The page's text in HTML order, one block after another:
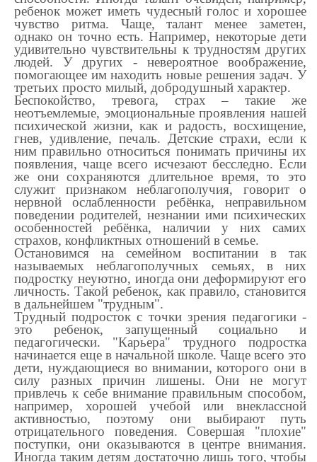
ребенок может иметь чудесный голос и хорошее
чувство ритма. Чаще, талант менее заметен,
однако он точно есть. Например, некоторые дети
удивительно чувствительны к трудностям других
людей. У других - невероятное воображение,
помогающее им находить новые решения задач. У
третьих просто милый, добродушный характер.
Беспокойство, тревога, страх – такие же
неотъемлемые, эмоциональные проявления нашей
психической жизни, как и радость, восхищение,
гнев, удивление, печаль. Детские страхи, если к
ним правильно относиться понимать причины их
появления, чаще всего исчезают бесследно. Если
же они сохраняются длительное время, то это
служит признаком неблагополучия, говорит о
нервной ослабленности ребёнка, неправильном
поведении родителей, незнании ими психических
особенностей ребёнка, наличии у них самих
страхов, конфликтных отношений в семье.
Остановимся на семейном воспитании в так
называемых неблагополучных семьях, в них
подростку неуютно, иногда они деформируют его
личность. Такой ребенок, как правило, становится
в дальнейшем "трудным".
Трудный подросток с точки зрения педагогики -
это ребенок, запущенный социально и
педагогически. "Карьера" трудного подростка
начинается еще в начальной школе. Чаще всего это
дети, нуждающиеся во внимании, которого они в
силу разных причин лишены. Они не могут
привлечь к себе внимание правильным способом,
например, хорошей учебой или внеклассной
активностью, поэтому они выбирают путь
отрицательного поведения. Совершая "плохие"
поступки, они оказываются в центре внимания.
Иногда таким детям достаточно лишь того, чтобы